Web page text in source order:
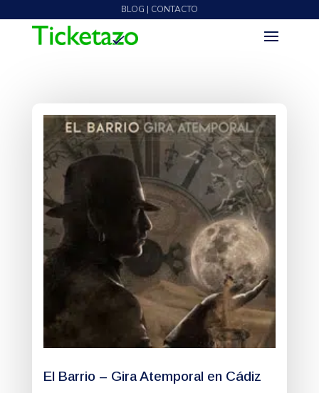
BLOG | CONTACTO
El Barrio – Gira Atemporal en Cádiz